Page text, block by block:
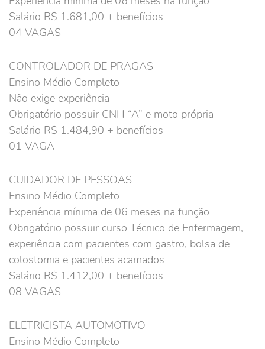
Salário R$ 1.681,00 + benefícios
04 VAGAS
CONTROLADOR DE PRAGAS
Ensino Médio Completo
Não exige experiência
Obrigatório possuir CNH “A” e moto própria
Salário R$ 1.484,90 + benefícios
01 VAGA
CUIDADOR DE PESSOAS
Ensino Médio Completo
Experiência mínima de 06 meses na função
Obrigatório possuir curso Técnico de Enfermagem,
experiência com pacientes com gastro, bolsa de
colostomia e pacientes acamados
Salário R$ 1.412,00 + benefícios
08 VAGAS
ELETRICISTA AUTOMOTIVO
Ensino Médio Completo